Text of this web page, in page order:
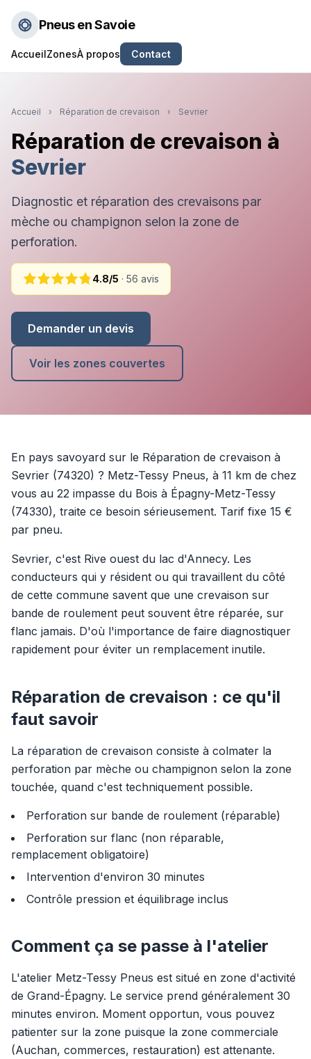
Pneus en Savoie
AccueilZonesÀ propos Contact
Accueil › Réparation de crevaison › Sevrier
Réparation de crevaison à
Sevrier
Diagnostic et réparation des crevaisons par
mèche ou champignon selon la zone de
perforation.
4.8/5 · 56 avis
Demander un devis
Voir les zones couvertes
En pays savoyard sur le Réparation de crevaison à
Sevrier (74320) ? Metz-Tessy Pneus, à 11 km de chez
vous au 22 impasse du Bois à Épagny-Metz-Tessy
(74330), traite ce besoin sérieusement. Tarif fixe 15 €
par pneu.
Sevrier, c'est Rive ouest du lac d'Annecy. Les
conducteurs qui y résident ou qui travaillent du côté
de cette commune savent que une crevaison sur
bande de roulement peut souvent être réparée, sur
flanc jamais. D'où l'importance de faire diagnostiquer
rapidement pour éviter un remplacement inutile.
Réparation de crevaison : ce qu'il
faut savoir
La réparation de crevaison consiste à colmater la
perforation par mèche ou champignon selon la zone
touchée, quand c'est techniquement possible.
Perforation sur bande de roulement (réparable)
Perforation sur flanc (non réparable,
remplacement obligatoire)
Intervention d'environ 30 minutes
Contrôle pression et équilibrage inclus
Comment ça se passe à l'atelier
L'atelier Metz-Tessy Pneus est situé en zone d'activité
de Grand-Épagny. Le service prend généralement 30
minutes environ. Moment opportun, vous pouvez
patienter sur la zone puisque la zone commerciale
(Auchan, commerces, restauration) est attenante.